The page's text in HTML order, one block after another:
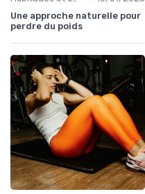
Une approche naturelle pour
perdre du poids